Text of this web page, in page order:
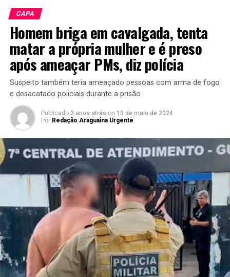
CAPA
Homem briga em cavalgada, tenta
matar a própria mulher e é preso
após ameaçar PMs, diz polícia
Suspeito também teria ameaçado pessoas com arma de fogo
e desacatado policiais durante a prisão
Publicado 2 anos atrás on 13 de maio de 2024
Por Redação Araguaina Urgente